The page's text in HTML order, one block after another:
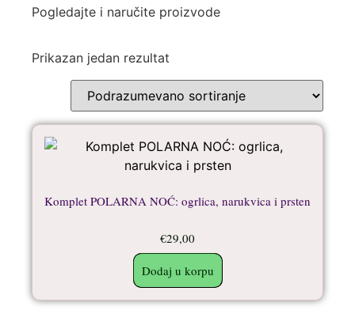
Pogledajte i naručite proizvode
Prikazan jedan rezultat
Komplet POLARNA NOĆ: ogrlica, narukvica i prsten
€29,00
Dodaj u korpu